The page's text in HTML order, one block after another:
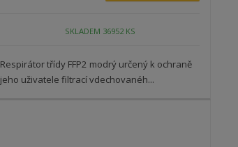
SKLADEM 36952 KS
Respirátor třídy FFP2 modrý určený k ochraně
jeho uživatele filtrací vdechovanéh...